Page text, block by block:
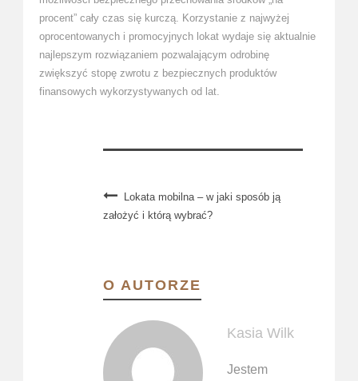
procent” cały czas się kurczą. Korzystanie z najwyżej
oprocentowanych i promocyjnych lokat wydaje się aktualnie
najlepszym rozwiązaniem pozwalającym odrobinę
zwiększyć stopę zwrotu z bezpiecznych produktów
finansowych wykorzystywanych od lat.
Lokata mobilna – w jaki sposób ją
założyć i którą wybrać?
O AUTORZE
Kasia Wilk
Jestem